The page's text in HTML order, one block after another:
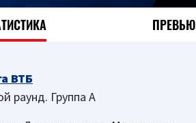
ПРЕВЬЮ
ВТБ
раунд. Группа A